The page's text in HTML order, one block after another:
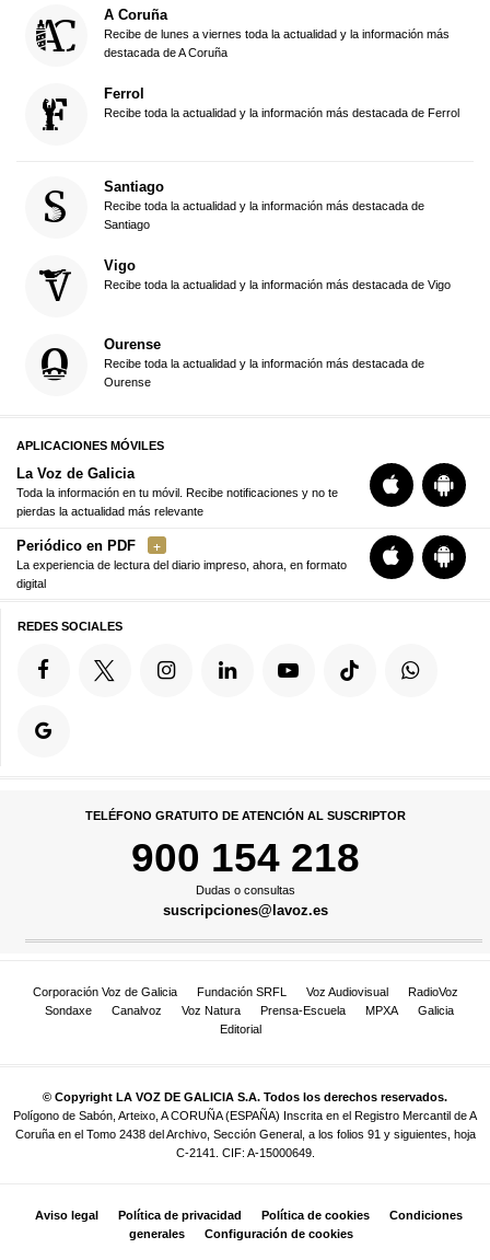
A Coruña
Recibe de lunes a viernes toda la actualidad y la información más
destacada de A Coruña
Ferrol
Recibe toda la actualidad y la información más destacada de Ferrol
Santiago
Recibe toda la actualidad y la información más destacada de
Santiago
Vigo
Recibe toda la actualidad y la información más destacada de Vigo
Ourense
Recibe toda la actualidad y la información más destacada de
Ourense
APLICACIONES MÓVILES
La Voz de Galicia
Toda la información en tu móvil. Recibe notificaciones y no te
pierdas la actualidad más relevante
Periódico en PDF
La experiencia de lectura del diario impreso, ahora, en formato
digital
REDES SOCIALES
TELÉFONO GRATUITO DE ATENCIÓN AL SUSCRIPTOR
900 154 218
Dudas o consultas
suscripciones@lavoz.es
Corporación Voz de Galicia Fundación SRFL Voz Audiovisual
RadioVoz
Sondaxe
Canalvoz Voz Natura Prensa-Escuela MPXA
Galicia
Editorial
© Copyright LA VOZ DE GALICIA S.A. Todos los derechos reservados.
Polígono de Sabón, Arteixo, A CORUÑA (ESPAÑA) Inscrita en el Registro Mercantil de A
Coruña en el Tomo 2438 del Archivo, Sección General, a los folios 91 y siguientes, hoja
C-2141. CIF: A-15000649.
Aviso legal Política de privacidad Política de cookies
Condiciones
generales
Configuración de cookies